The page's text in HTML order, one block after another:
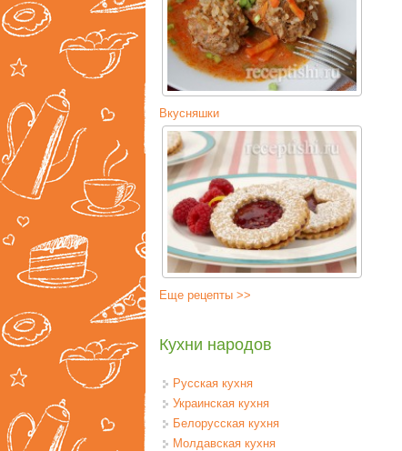
Вкусняшки
Еще рецепты >>
Кухни народов
Русская кухня
Украинская кухня
Белорусская кухня
Молдавская кухня